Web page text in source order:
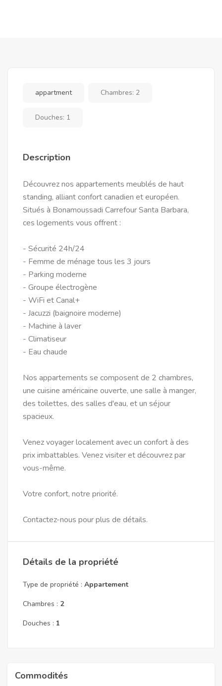
appartment Chambres: 2
Douches: 1
Description
Découvrez nos appartements meublés de haut
standing, alliant confort canadien et européen.
Situés à Bonamoussadi Carrefour Santa Barbara,
ces logements vous offrent :
- Sécurité 24h/24
- Femme de ménage tous les 3 jours
- Parking moderne
- Groupe électrogène
- WiFi et Canal+
- Jacuzzi (baignoire moderne)
- Machine à laver
- Climatiseur
- Eau chaude
Nos appartements se composent de 2 chambres,
une cuisine américaine ouverte, une salle à manger,
des toilettes, des salles d'eau, et un séjour
spacieux.
Venez voyager localement avec un confort à des
prix imbattables. Venez visiter et découvrez par
vous-même.
Votre confort, notre priorité.
Contactez-nous pour plus de détails.
Détails de la propriété
Type de propriété : Appartement
Chambres : 2
Douches : 1
Commodités